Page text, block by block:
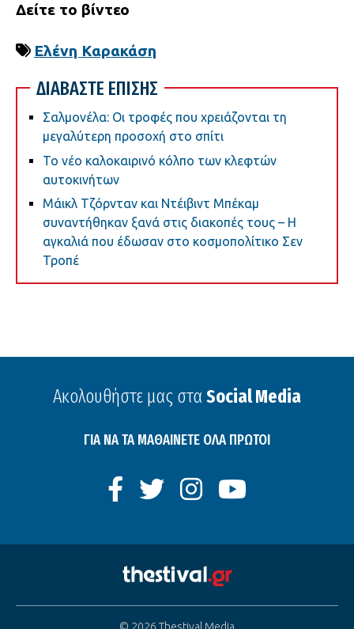
Δείτε το βίντεο
Ελένη Καρακάση
ΔΙΑΒΑΣΤΕ ΕΠΙΣΗΣ
Σαλμονέλα: Οι τροφές που χρειάζονται τη
μεγαλύτερη προσοχή στο σπίτι
Το νέο καλοκαιρινό κόλπο των κλεφτών
αυτοκινήτων
Μάικλ Τζόρνταν και Ντέιβιντ Μπέκαμ
συναντήθηκαν ξανά στις διακοπές τους – Η
αγκαλιά που έδωσαν στο κοσμοπολίτικο Σεν
Τροπέ
Ακολουθήστε μας στα Social Media
ΓΙΑ ΝΑ ΤΑ ΜΑΘΑΙΝΕΤΕ ΟΛΑ ΠΡΩΤΟΙ